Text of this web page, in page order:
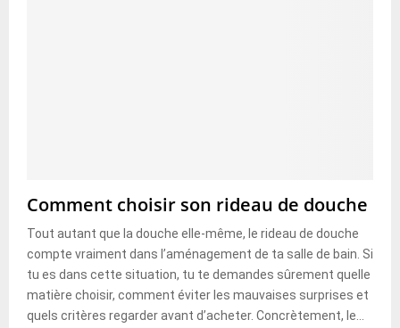
Comment choisir son rideau de douche
Tout autant que la douche elle-même, le rideau de douche
compte vraiment dans l’aménagement de ta salle de bain. Si
tu es dans cette situation, tu te demandes sûrement quelle
matière choisir, comment éviter les mauvaises surprises et
quels critères regarder avant d’acheter. Concrètement, le...